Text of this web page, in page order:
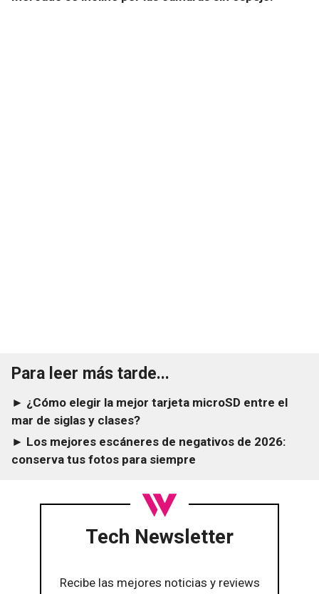
Para leer más tarde...
► ¿Cómo elegir la mejor tarjeta microSD entre el
mar de siglas y clases?
► Los mejores escáneres de negativos de 2026:
conserva tus fotos para siempre
Tech Newsletter
Recibe las mejores noticias y reviews